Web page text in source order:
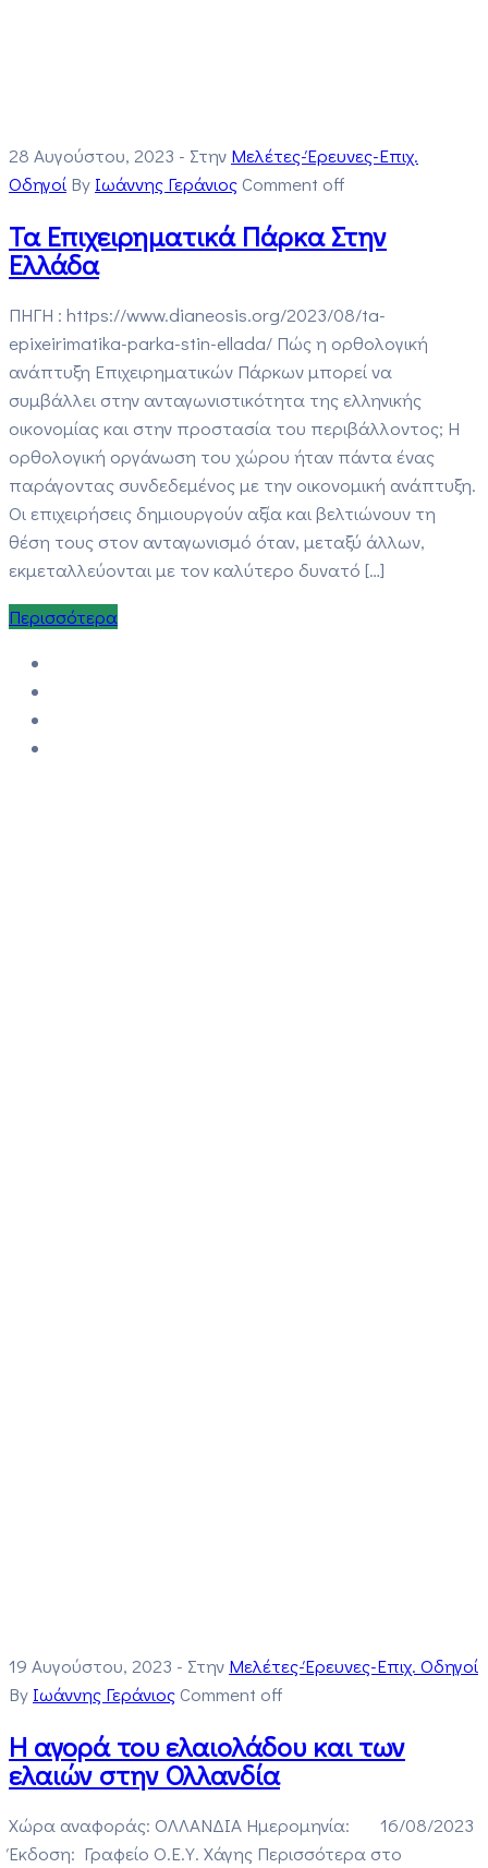
28 Αυγούστου, 2023 - Στην Μελέτες-Έρευνες-Επιχ.
Οδηγοί By Ιωάννης ΓεράνιοςComment off
Τα Επιχειρηματικά Πάρκα Στην
Ελλάδα
ΠΗΓΗ : https://www.dianeosis.org/2023/08/ta-
epixeirimatika-parka-stin-ellada/ Πώς η ορθολογική
ανάπτυξη Επιχειρηματικών Πάρκων μπορεί να
συμβάλλει στην ανταγωνιστικότητα της ελληνικής
οικονομίας και στην προστασία του περιβάλλοντος; Η
ορθολογική οργάνωση του χώρου ήταν πάντα ένας
παράγοντας συνδεδεμένος με την οικονομική ανάπτυξη.
Οι επιχειρήσεις δημιουργούν αξία και βελτιώνουν τη
θέση τους στον ανταγωνισμό όταν, μεταξύ άλλων,
εκμεταλλεύονται με τον καλύτερο δυνατό […]
Περισσότερα
19 Αυγούστου, 2023 - Στην Μελέτες-Έρευνες-Επιχ. Οδηγοί
By Ιωάννης ΓεράνιοςComment off
Η αγορά του ελαιολάδου και των
ελαιών στην Ολλανδία
Χώρα αναφοράς: ΟΛΛΑΝΔΙΑ Ημερομηνία: 16/08/2023
Έκδοση: Γραφείο Ο.Ε.Υ. Χάγης Περισσότερα στο